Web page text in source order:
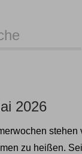
2026
zu heißen.